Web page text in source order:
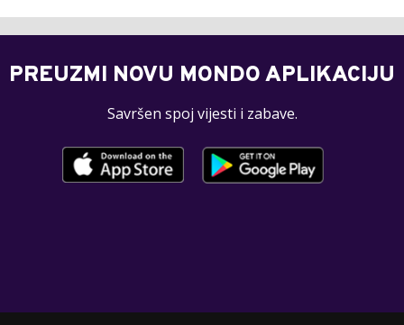
PREUZMI NOVU MONDO APLIKACIJU
Savršen spoj vijesti i zabave.